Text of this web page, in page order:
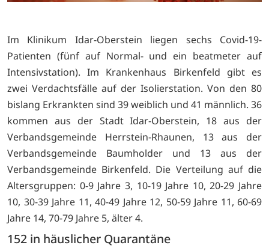
Im Klinikum Idar-Oberstein liegen sechs Covid-19-
Patienten (fünf auf Normal- und ein beatmeter auf
Intensivstation). Im Krankenhaus Birkenfeld gibt es
zwei Verdachtsfälle auf der Isolierstation. Von den 80
bislang Erkrankten sind 39 weiblich und 41 männlich. 36
kommen aus der Stadt Idar-Oberstein, 18 aus der
Verbandsgemeinde Herrstein-Rhaunen, 13 aus der
Verbandsgemeinde Baumholder und 13 aus der
Verbandsgemeinde Birkenfeld. Die Verteilung auf die
Altersgruppen: 0-9 Jahre 3, 10-19 Jahre 10, 20-29 Jahre
10, 30-39 Jahre 11, 40-49 Jahre 12, 50-59 Jahre 11, 60-69
Jahre 14, 70-79 Jahre 5, älter 4.
152 in häuslicher Quarantäne